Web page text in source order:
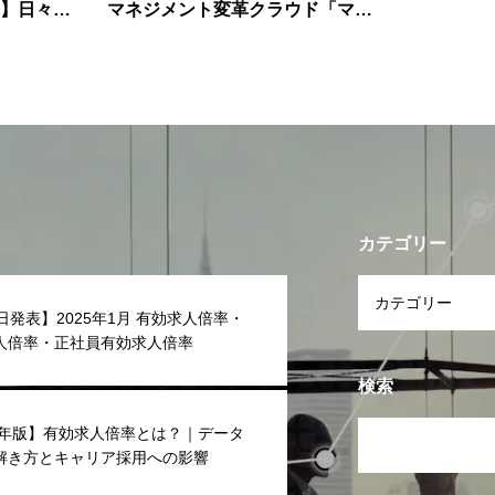
日々の
マネジメント変革クラウド「マネ
発表】2025年1月 有効求人倍率・
倍率・正社員有効求人倍率
版】有効求人倍率とは？｜データ
き方とキャリア採用への影響
カテゴリー
検索